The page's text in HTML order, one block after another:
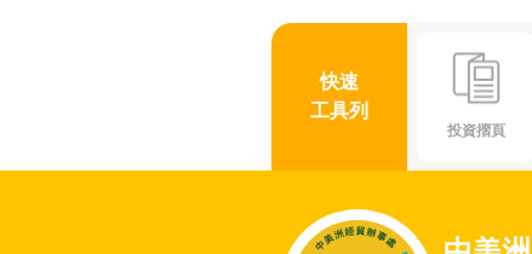
快速
工具列
投資摺頁